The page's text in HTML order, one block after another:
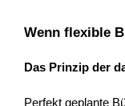
Wenn flexible
Das Prinzip der
Perfekt geplante